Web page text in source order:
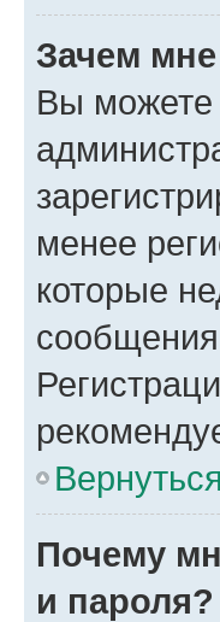
Зачем
Вы можете
менее
которые
Почему
и пароля?